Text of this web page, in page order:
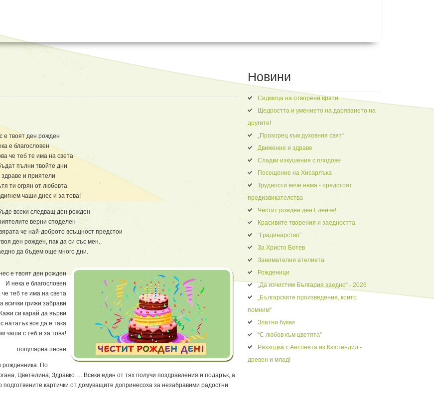
е твоят ден рожден
е благословен
че теб те има на света
пълни твойте дни
и приятели
ти огрян от любовта
чаши днес и за това!
всеки следващ ден рожден
верни споделен
че най-доброто всъщност предстои
ден рожден, пак да си със мен..
да бъдем още много дни.
е твоят ден рожден
И нека е благословен
че теб те има на света
всички грижи забрави
Кажи си карай да върви
нататък все да е така
чаши с теб и за това!
популярна песен
рожденника. По
Цветелина, Здравко…. Всеки един от тях получи поздравления и подарък, а
картички от домуващите допринесоха за незабравими радостни
Новини
Седмица на отворени врати
Щедростта и умението на даряването на
другите!
„Прозорец към духовния свят“
Движение и здраве
Сладки изкушения с плодове
Посещение на Хисарлъка
Трудности вече няма - предстоят
предизвикателства
Честит рожден ден Еленче!
Красивите творения и заедността
“Градинарство”
За Христо Ботев
Занимателни ателиета
Рожденици
„Да изчистим България заедно“ - 2026
„Българските произведения, които
помним“
Златни букви
“С любов към цветята”
Разходка с Антонета из Кюстендил -
древен и млад!